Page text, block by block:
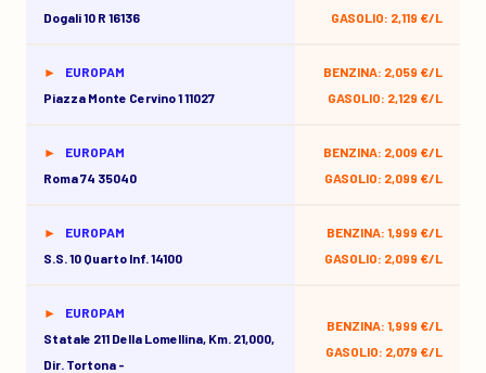
Dogali 10 R 16136
GASOLIO: 2,119 €/L
EUROPAM
Piazza Monte Cervino 1 11027
BENZINA: 2,059 €/L
GASOLIO: 2,129 €/L
EUROPAM
Roma 74 35040
BENZINA: 2,009 €/L
GASOLIO: 2,099 €/L
EUROPAM
S.s. 10 Quarto Inf. 14100
BENZINA: 1,999 €/L
GASOLIO: 2,099 €/L
EUROPAM
Statale 211 Della Lomellina, Km. 21,000,
Dir. Tortona -
BENZINA: 1,999 €/L
GASOLIO: 2,079 €/L